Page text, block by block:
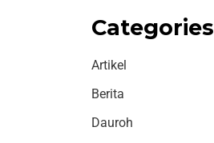
Categories
Artikel
Berita
Dauroh